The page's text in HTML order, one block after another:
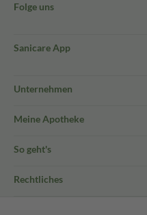
Folge uns
Sanicare App
Unternehmen
Meine Apotheke
So geht's
Rechtliches